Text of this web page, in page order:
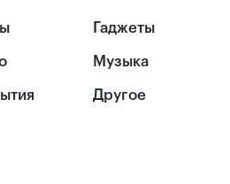
Гаджеты
Музыка
Другое